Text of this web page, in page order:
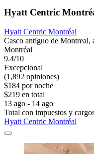
Hyatt Centric
Hyatt Centric Montréal
Casco antiguo de Montreal,
Montréal
9.4/10
Excepcional
(1,892 opiniones)
$184 por noche
$219 en total
13 ago - 14 ago
Total con impuestos y
Hyatt Centric Montréal